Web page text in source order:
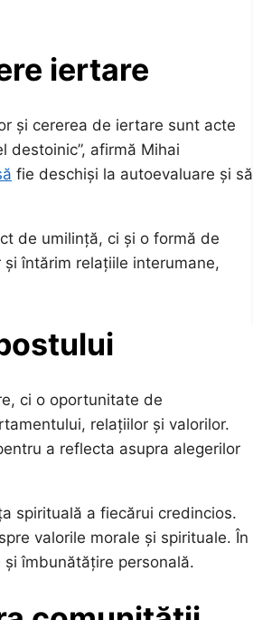
iertare
și cererea de iertare sunt acte
destoinic”, afirmă Mihai
fie deschiși la autoevaluare și să
de umilință, ci și o formă de
întărim relațiile interumane,
ci o oportunitate de
relațiilor și valorilor.
a reflecta asupra alegerilor
spirituală a fiecărui credincios.
valorile morale și spirituale. În
îmbunătățire personală.